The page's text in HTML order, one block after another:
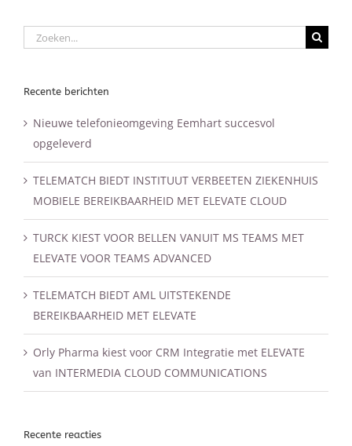
Zoeken
Recente berichten
Nieuwe telefonieomgeving Eemhart succesvol
opgeleverd
TELEMATCH BIEDT INSTITUUT VERBEETEN ZIEKENHUIS
MOBIELE BEREIKBAARHEID MET ELEVATE CLOUD
TURCK KIEST VOOR BELLEN VANUIT MS TEAMS MET
ELEVATE VOOR TEAMS ADVANCED
TELEMATCH BIEDT AML UITSTEKENDE
BEREIKBAARHEID MET ELEVATE
Orly Pharma kiest voor CRM Integratie met ELEVATE
van INTERMEDIA CLOUD COMMUNICATIONS
Recente reacties